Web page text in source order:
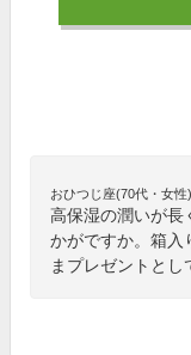
おひつじ座(70代・女性)
高保湿の潤いが長
かがですか。箱入
まプレゼントとし